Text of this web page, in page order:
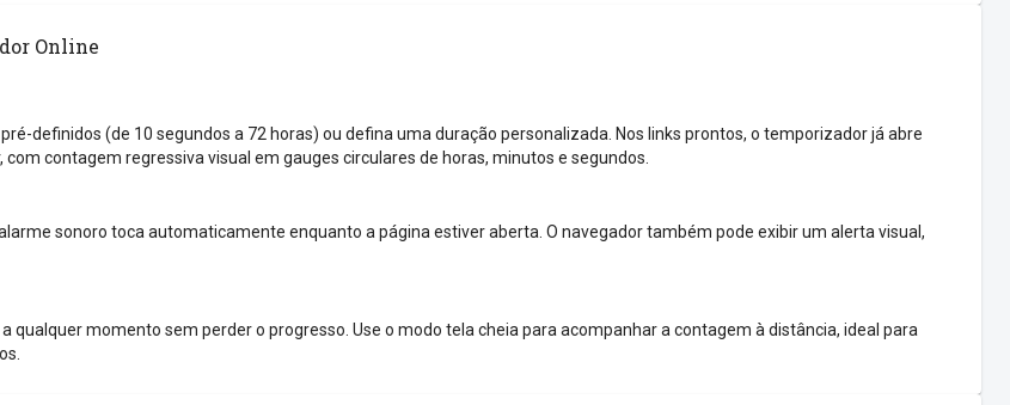
Online
definidos (de 10 segundos a 72 horas) ou defina uma duração personalizada. Nos links prontos, o temporizador já abre
contagem regressiva visual em gauges circulares de horas, minutos e segundos.
sonoro toca automaticamente enquanto a página estiver aberta. O navegador também pode exibir um alerta visual,
qualquer momento sem perder o progresso. Use o modo tela cheia para acompanhar a contagem à distância, ideal para